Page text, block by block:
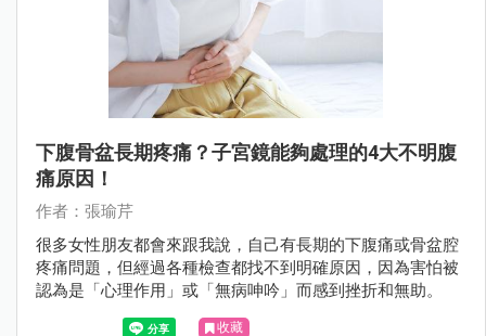
下腹骨盆長期疼痛？子宮鏡能夠處理的4大不明腹
痛原因！
作者：張瑜芹
很多女性朋友都會來跟我說，自己有長期的下腹痛或骨盆腔
疼痛問題，但經過各種檢查都找不到明確原因，因為害怕被
認為是「心理作用」或「無病呻吟」而感到挫折和無助。
收藏